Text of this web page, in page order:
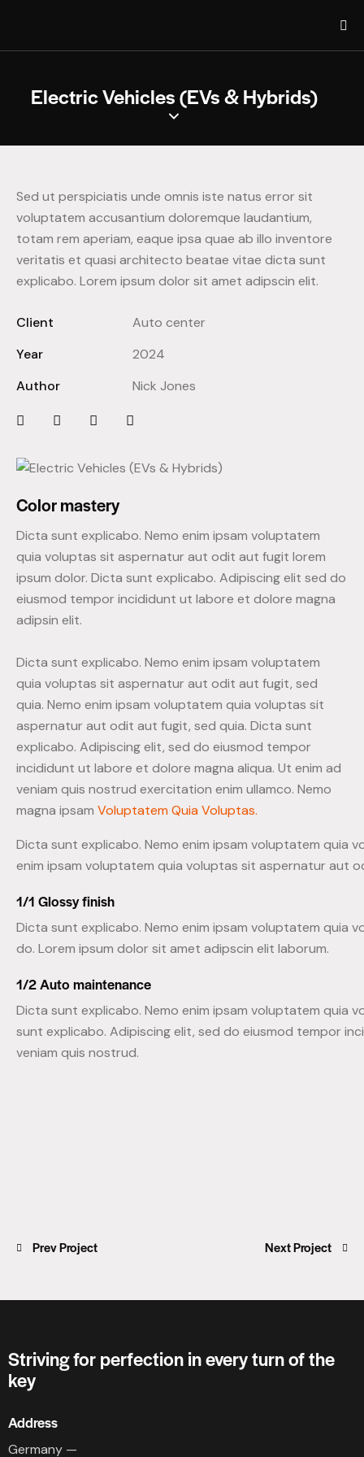
Electric Vehicles (EVs & Hybrids)
Sed ut perspiciatis unde omnis iste natus error sit
voluptatem accusantium doloremque laudantium,
totam rem aperiam, eaque ipsa quae ab illo inventore
veritatis et quasi architecto beatae vitae dicta sunt
explicabo. Lorem ipsum dolor sit amet adipscin elit.
Client
Auto center
Year
2024
Author
Nick Jones
Color mastery
Dicta sunt explicabo. Nemo enim ipsam voluptatem
quia voluptas sit aspernatur aut odit aut fugit lorem
ipsum dolor. Dicta sunt explicabo. Adipiscing elit sed do
eiusmod tempor incididunt ut labore et dolore magna
adipsin elit.
Dicta sunt explicabo. Nemo enim ipsam voluptatem
quia voluptas sit aspernatur aut odit aut fugit, sed
quia. Nemo enim ipsam voluptatem quia voluptas sit
aspernatur aut odit aut fugit, sed quia. Dicta sunt
explicabo. Adipiscing elit, sed do eiusmod tempor
incididunt ut labore et dolore magna aliqua. Ut enim ad
veniam quis nostrud exercitation enim ullamco. Nemo
magna ipsam Voluptatem Quia Voluptas.
Dicta sunt explicabo. Nemo enim ipsam voluptatem quia
enim ipsam voluptatem quia voluptas sit aspernatur aut
1/1 Glossy finish
Dicta sunt explicabo. Nemo enim ipsam voluptatem
do. Lorem ipsum dolor sit amet adipscin elit laborum.
1/2 Auto maintenance
Dicta sunt explicabo. Nemo enim ipsam voluptatem
sunt explicabo. Adipiscing elit, sed do eiusmod tempor
veniam quis nostrud.
Prev Project Next Project
Striving for perfection in every turn of the
key
Address
Germany —